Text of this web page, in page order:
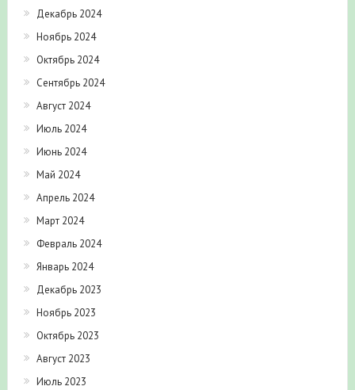
Декабрь 2024
Ноябрь 2024
Октябрь 2024
Сентябрь 2024
Август 2024
Июль 2024
Июнь 2024
Май 2024
Апрель 2024
Март 2024
Февраль 2024
Январь 2024
Декабрь 2023
Ноябрь 2023
Октябрь 2023
Август 2023
Июль 2023